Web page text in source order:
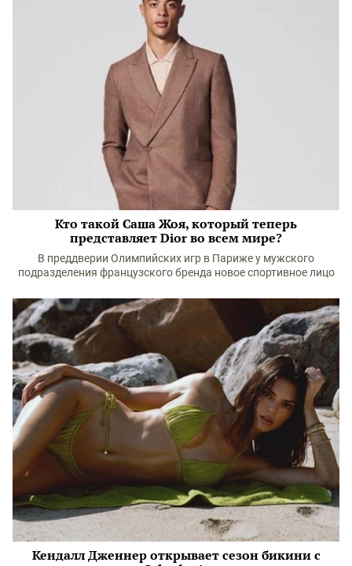
Кто такой Саша Жоя, который теперь
представляет Dior во всем мире?
В преддверии Олимпийских игр в Париже у мужского
подразделения французского бренда новое спортивное лицо
Кендалл Дженнер открывает сезон бикини с